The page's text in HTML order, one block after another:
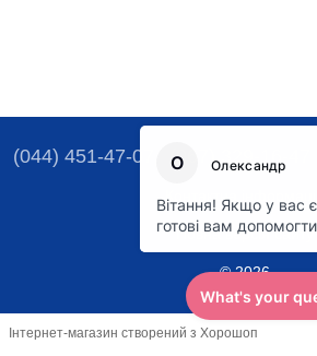
(044) 451-47-07 (067) 329-16-47
Контактна інформація
Повна версія сайту
© 2026
Інтернет-магазин створений з Хорошоп